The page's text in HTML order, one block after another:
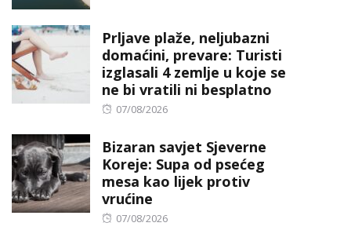
Prljave plaže, neljubazni
domaćini, prevare: Turisti
izglasali 4 zemlje u koje se
ne bi vratili ni besplatno
Posted
07/08/2026
Bizaran savjet Sjeverne
Koreje: Supa od psećeg
mesa kao lijek protiv
vrućine
Posted
07/08/2026